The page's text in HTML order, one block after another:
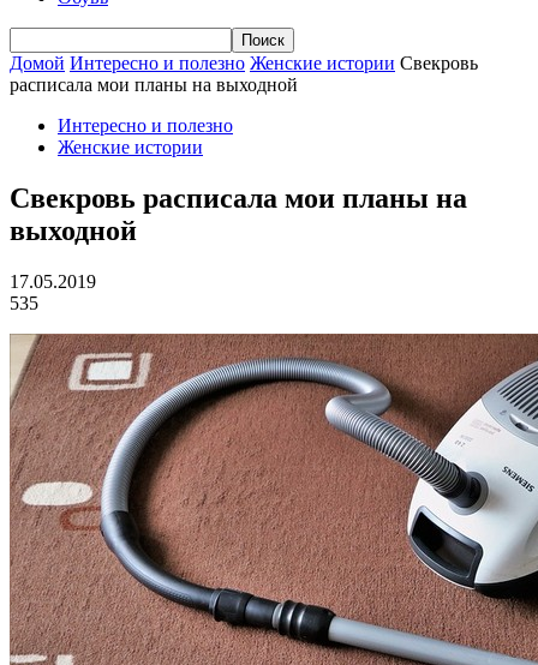
Домой Интересно и полезно Женские истории Свекровь
расписала мои планы на выходной
Интересно и полезно
Женские истории
Свекровь расписала мои планы на
выходной
17.05.2019
535